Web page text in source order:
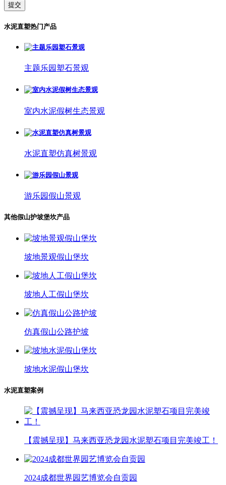
提交
水泥直塑热门产品
主题乐园塑石景观
室内水泥假树生态景观
水泥直塑仿真树景观
游乐园假山景观
其他假山护坡堡坎产品
坡地景观假山堡坎
坡地人工假山堡坎
仿真假山公路护坡
坡地水泥假山堡坎
水泥直塑案例
【震撼呈现】马来西亚恐龙园水泥塑石项目完美竣工！
2024成都世界园艺博览会自贡园